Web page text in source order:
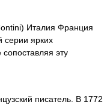
Италия Франция
ярких
эту
писатель. В 1772